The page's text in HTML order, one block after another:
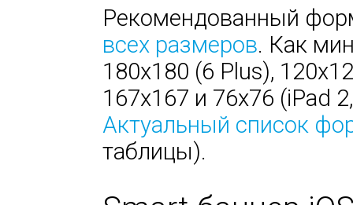
Рекомендованный
всех размеров. Как
180х180 (6 Plus),
167х167 и 76х76 (iPad
Актуальный список
таблицы).